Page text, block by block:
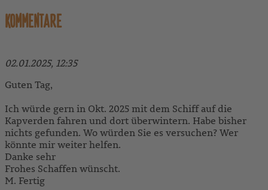
KOMMENTARE
02.01.2025, 12:35
Guten Tag,
Ich würde gern in Okt. 2025 mit dem Schiff auf die
Kapverden fahren und dort überwintern. Habe bisher
nichts gefunden. Wo würden Sie es versuchen? Wer
könnte mir weiter helfen.
Danke sehr
Frohes Schaffen wünscht.
M. Fertig